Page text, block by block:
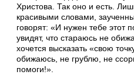
Христова. Так оно и есть.
красивыми словами,
говорят: «И нужен тебе этот
увидят, что стараюсь не
хочется высказать «свою
обижаюсь, не грублю, не
помоги!».